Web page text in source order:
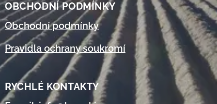
OBCHODNÍPODMÍNKY
Obchodní podmínky
Pravidla ochrany soukromí
RYCHLÉ KONTAKTY